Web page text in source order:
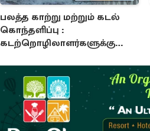
பலத்த காற்று மற்றும் கடல்
கொந்தளிப்பு :
கடற்றொழிலாளர்களுக்கு